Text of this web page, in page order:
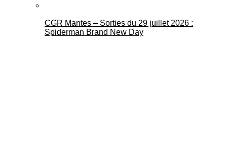
CGR Mantes – Sorties du 29 juillet 2026 :
Spiderman Brand New Day